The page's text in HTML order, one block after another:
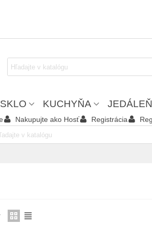
KUCHYŇA JEDÁLEŇ
Nakupujte ako Hosť Registrácia